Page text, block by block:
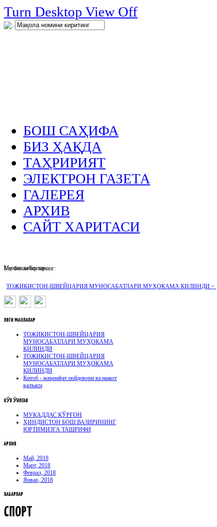
Turn Desktop View Off
.
БОШ САҲИФА
БИЗ ҲАҚДА
ТАҲРИРИЯТ
ЭЛЕКТРОН ГАЗЕТА
ГАЛЕРЕЯ
АРХИВ
САЙТ ХАРИТАСИ
Муҳим хабарлар :
ТОЖИКИСТОН-ШВЕЙЦАРИЯ МУНОСАБАТЛАРИ МУҲОКАМА ҚИЛИНДИ >
Биз билан боғланинг:
ЯНГИ МАҚОЛАЛАР
ТОЖИКИСТОН-ШВЕЙЦАРИЯ
МУНОСАБАТЛАРИ МУҲОКАМА
ҚИЛИНДИ
ТОЖИКИСТОН-ШВЕЙЦАРИЯ
МУНОСАБАТЛАРИ МУҲОКАМА
ҚИЛИНДИ
Китоб - маърифат пойдевори ва нажот
қалъаси
КӮП ӮҚИЛГАН
МУҚАДДАС ҚЎРҒОН
ҲИНДИСТОН БОШ ВАЗИРИНИНГ
ЮРТИМИЗГА ТАШРИФИ
АРХИВ
Май, 2018
Март, 2018
Феврал, 2018
Январ, 2018
ХАБАРЛАР
СПОРТ